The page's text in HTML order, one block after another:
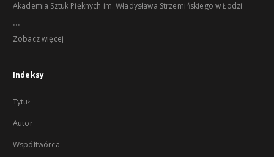
Akademia Sztuk Pięknych im. Władysława Strzemińskiego w Łodzi
...
Zobacz więcej
Indeksy
Tytuł
Autor
Współtwórca